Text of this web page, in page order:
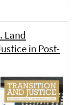
Land
in Post-